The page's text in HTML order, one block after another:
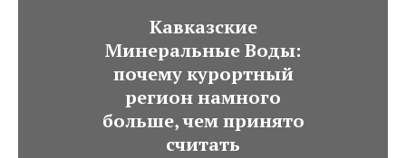
Кавказские
Минеральные Воды:
почему курортный
регион намного
больше, чем принято
считать